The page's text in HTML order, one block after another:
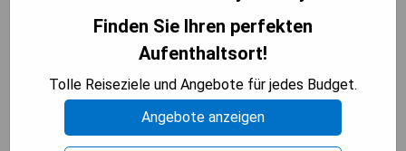
und einen privaten Balkon oder Garten. Einige
Apartments bieten Meerblick.
- Kostenfreies WLAN in allen Apartments
- Private Balkone oder Höhlen für zusätzlichen
Komfort
Finden Sie Ihren perfekten
Aufenthaltsort!
Tolle Reiseziele und Angebote für jedes Budget.
Angebote anzeigen